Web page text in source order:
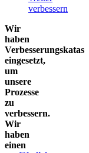
verbessern
Wir
haben
Verbesserungskatas
eingesetzt,
um
unsere
Prozesse
zu
verbessern.
Wir
haben
einen